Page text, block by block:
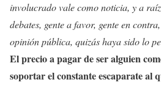
involucrado vale como noticia, y a
debates, gente a favor, gente en
opinión pública, quizás haya sido lo
El precio a pagar de ser alguien
soportar el constante escaparate al